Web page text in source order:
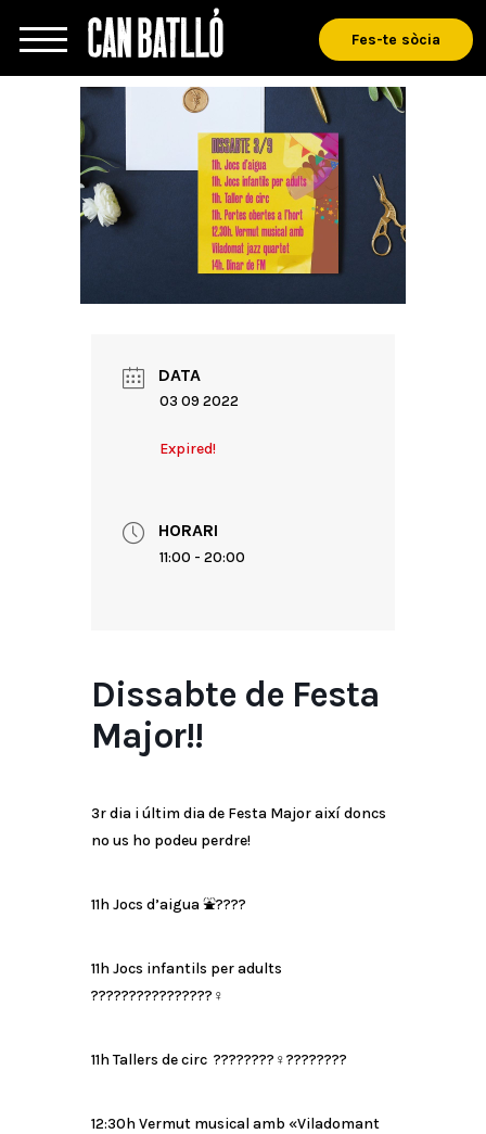
Fes-te sòcia
DATA
03 09 2022
Expired!
HORARI
11:00 - 20:00
Dissabte de Festa
Major!!
3r dia i últim dia de Festa Major així doncs
no us ho podeu perdre!
11h Jocs d’aigua ⛲????
11h Jocs infantils per adults
????????????????‍♀️
11h Tallers de circ ????????‍♀️????????
12:30h Vermut musical amb «Viladomant